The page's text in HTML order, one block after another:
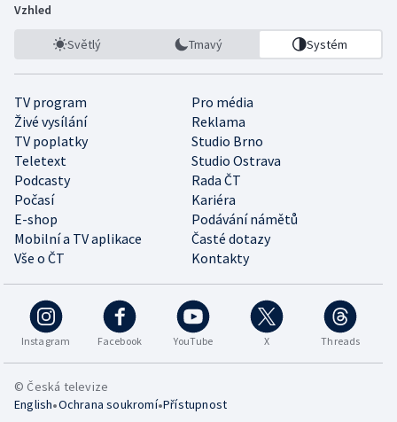
Vzhled
Světlý Tmavý Systém
TV program
Pro média
Živé vysílání
Reklama
TV poplatky
Studio Brno
Teletext
Studio Ostrava
Podcasty
Rada ČT
Počasí
Kariéra
E-shop
Podávání námětů
Mobilní a TV aplikace
Časté dotazy
Vše o ČT
Kontakty
Instagram Facebook YouTube X Threads
© Česká televize
English•Ochrana soukromí•Přístupnost